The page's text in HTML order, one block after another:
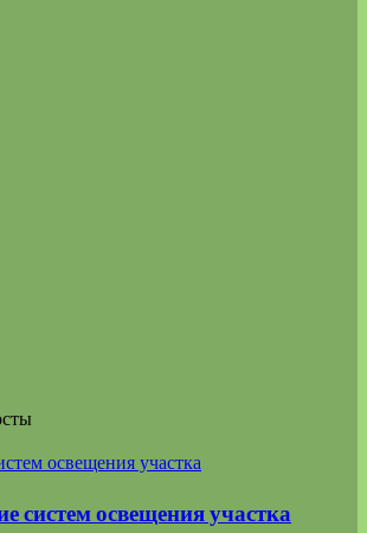
освещения участка
систем освещения участка